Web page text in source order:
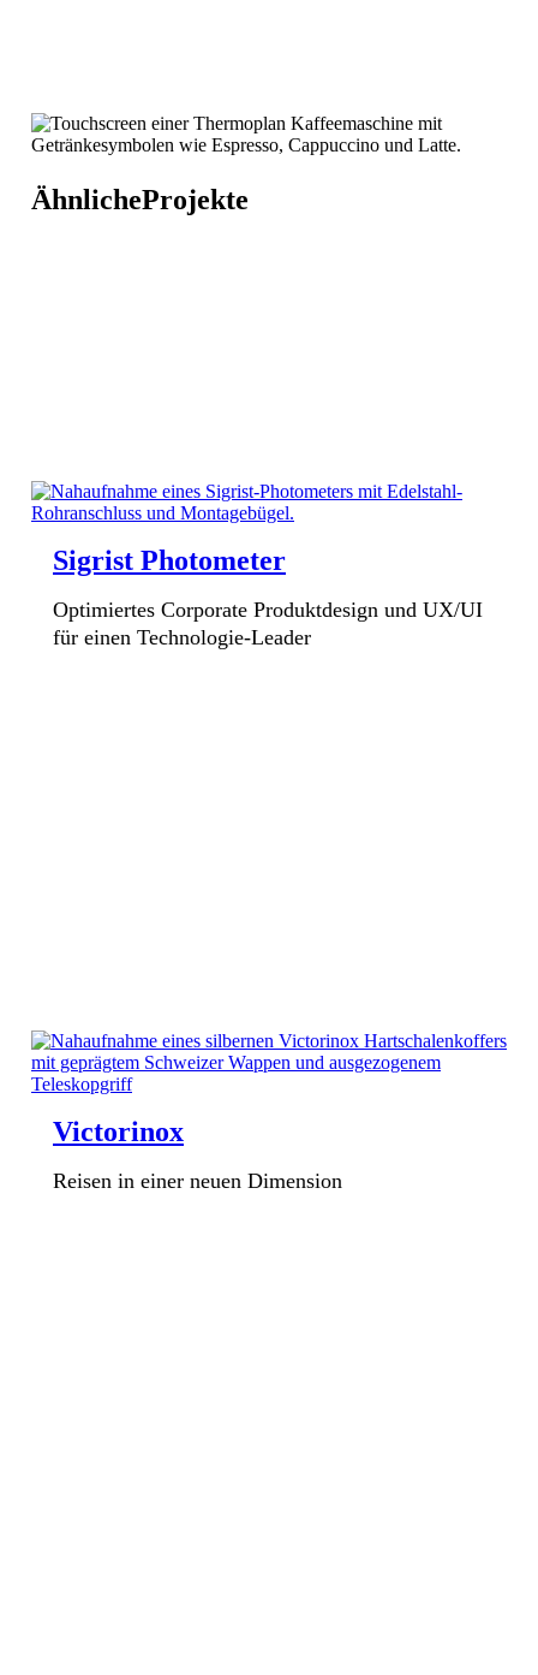
ÄhnlicheProjekte
Sigrist Photometer
Optimiertes Corporate Produktdesign und UX/UI
für einen Technologie-Leader
Victorinox
Reisen in einer neuen Dimension